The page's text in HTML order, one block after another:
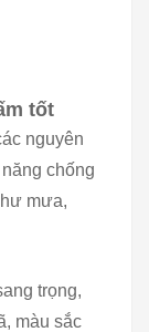
tốt
nguyên
chống
mưa,
trọng,
màu sắc